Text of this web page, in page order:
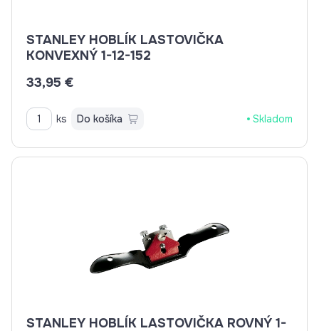
STANLEY HOBLÍK LASTOVIČKA
KONVEXNÝ 1-12-152
33,95 €
ks Do košíka Skladom
STANLEY HOBLÍK LASTOVIČKA ROVNÝ 1-